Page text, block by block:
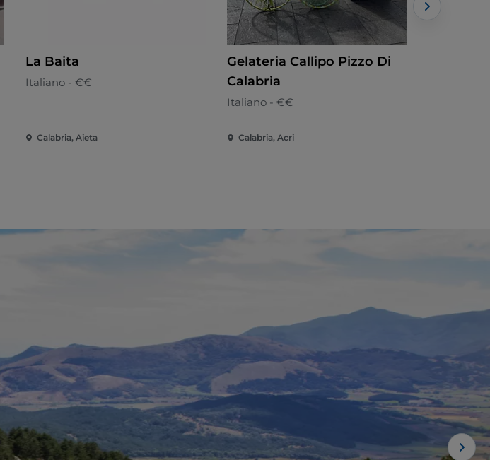
La Baita
Italiano - €€
Calabria, Aieta
Gelateria Callipo Pizzo Di
Calabria
Italiano - €€
Calabria, Acri